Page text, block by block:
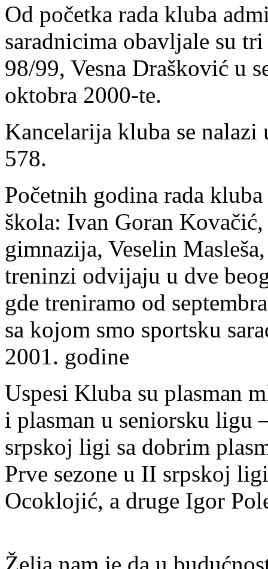
Od početka rada kluba
saradnicima obavljale su
98/99, Vesna Drašković u
oktobra 2000-te.
Kancelarija kluba se
578.
Početnih godina rada
škola: Ivan Goran
gimnazija, Veselin
treninzi odvijaju u dve
gde treniramo od
sa kojom smo sportsku
2001. godine
Uspesi Kluba su plasman
i plasman u seniorsku ligu
srpskoj ligi sa dobrim
Prve sezone u II srpskoj
Ocoklojić, a druge Igor
Želja nam je da u